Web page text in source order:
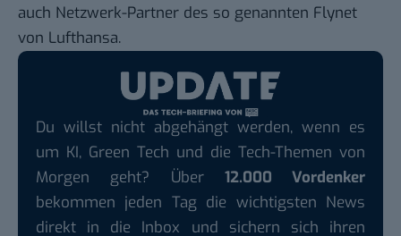
auch Netzwerk-Partner des so genannten Flynet
von Lufthansa.
Du willst nicht abgehängt werden, wenn es
um KI, Green Tech und die Tech-Themen von
Morgen geht? Über 12.000 Vordenker
bekommen jeden Tag die wichtigsten News
direkt in die Inbox und sichern sich ihren